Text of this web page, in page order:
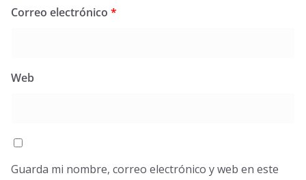
Correo electrónico *
Web
Guarda mi nombre, correo electrónico y web en este